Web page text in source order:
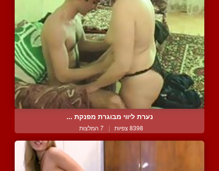
נערת ליווי מבוגרת מפנקת ...
8398 צפיות | 7 המלצות